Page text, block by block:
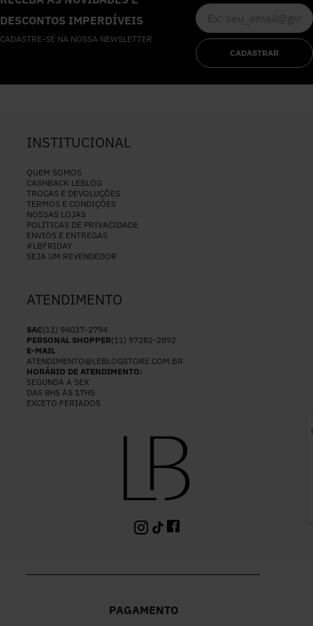
DESCONTOS IMPERDÍVEIS
CADASTRE-SE NA NOSSA NEWSLETTER
CADASTRAR
INSTITUCIONAL
QUEM SOMOS
CASHBACK LEBLOG
TROCAS E DEVOLUÇÕES
TERMOS E CONDIÇÕES
NOSSAS LOJAS
POLÍTICAS DE PRIVACIDADE
ENVIOS E ENTREGAS
#LBFRIDAY
SEJA UM REVENDEDOR
ATENDIMENTO
SAC(11) 94037-2794
PERSONAL SHOPPER(11) 97282-2892
E-MAIL
ATENDIMENTO@LEBLOGSTORE.COM.BR
HORÁRIO DE ATENDIMENTO:
SEGUNDA A SEX
DAS 8HS ÀS 17HS
EXCETO FERIADOS
PAGAMENTO